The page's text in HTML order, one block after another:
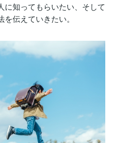
に知ってもらいたい、そして
伝えていきたい。